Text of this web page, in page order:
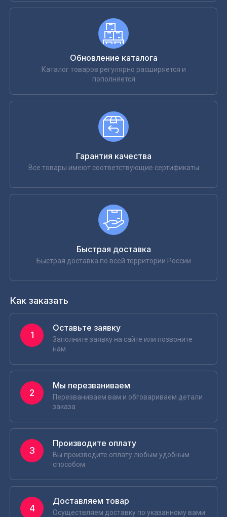
Обновление каталога
Каталог товаров регулярно расширяется и
пополняется
Гарантия качества
Все товары имеют соответствующие сертификаты
Быстрая доставка
Быстрая доставка по всей территории России
Как заказать
1
Оставьте заявку
Заполните заявку на сайте или позвоните
нам
2
Мы перезваниваем
Перезваниваем вам и обговариваем детали
заказа
3
Производите оплату
Вы производите оплату любым удобным
способом
4
Доставляем товар
Осуществляем доставку по указанному вами